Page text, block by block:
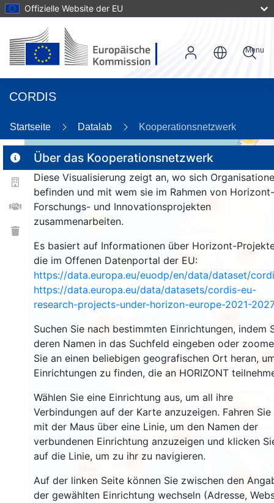
Offizielle Website der EU
CORDIS
Menu
Startseite Datalab Kooperationsnetzwerk
Über das Kooperationsnetzwerk
Diese Visualisierung zeigt an, wo sich
befinden und mit wem sie im Rahmen von Horizont-
Forschungs- und Innovationsprojekten
zusammenarbeiten.
Es basiert auf Informationen über Horizont-
die im Offenen Datenportal der EU:
https://data.europa.eu/euodp/en/data/dataset/
https://data.europa.eu/data/datasets/cordis-eu-
research-projects-under-horizon-europe-2021-2027
Suchen Sie nach bestimmten Einrichtungen, indem
deren Namen in das Suchfeld eingeben oder
Sie an einen beliebigen geografischen Ort heran,
Einrichtungen zu finden, die an HORIZONT
Wählen Sie eine Einrichtung aus, um all ihre
Verbindungen auf der Karte anzuzeigen. Fahren Sie
mit der Maus über eine Linie, um den Namen der
verbundenen Einrichtung anzuzeigen und klicken
auf die Linie, um zu ihr zu navigieren.
Auf der linken Seite können Sie zwischen den
der gewählten Einrichtung wechseln (Adresse,
25
9
168
261
893
5811
60
469
1566
18721
8948
1535